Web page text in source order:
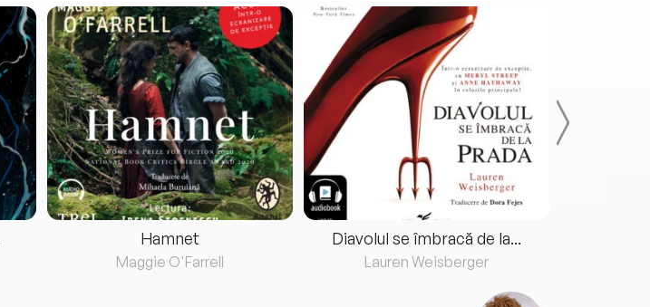
Hamnet
Maggie O'Farrell
Diavolul se îmbracă de la...
Lauren Weisberger